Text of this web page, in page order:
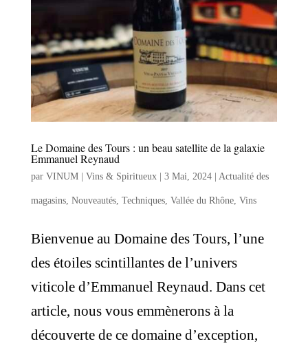
Le Domaine des Tours : un beau satellite de la galaxie
Emmanuel Reynaud
par VINUM | Vins & Spiritueux| 3 Mai, 2024| Actualité des
magasins, Nouveautés, Techniques, Vallée du Rhône, Vins
Bienvenue au Domaine des Tours, l’une
des étoiles scintillantes de l’univers
viticole d’Emmanuel Reynaud. Dans cet
article, nous vous emmènerons à la
découverte de ce domaine d’exception,